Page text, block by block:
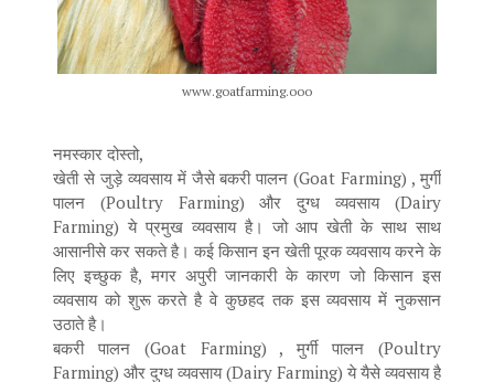
www.goatfarming.ooo
नमस्कार दोस्तो,
खेती से जुड़े व्यवसाय में जैसे बकरी पालन (Goat Farming) , मुर्गी
पालन (Poultry Farming) और दुग्ध व्यवसाय (Dairy
Farming) ये प्रमुख व्यवसाय है। जो आप खेती के साथ साथ
आसानीसे कर सकते है। कई किसान इन खेती पूरक व्यवसाय करने के
लिए इच्छुक है, मगर अपुरी जानकारी के कारण जो किसान इस
व्यवसाय को शुरू करते है वे कुछहद तक इस व्यवसाय में नुकसान
उठाते है।
बकरी पालन (Goat Farming) , मुर्गी पालन (Poultry
Farming) और दुग्ध व्यवसाय (Dairy Farming) ये यैसे व्यवसाय है